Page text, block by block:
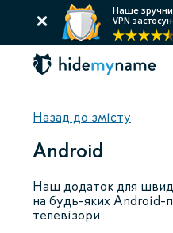
Наше
VPN
Назад до змісту
Android
Наш додаток для
на будь-яких Android-
телевізори.